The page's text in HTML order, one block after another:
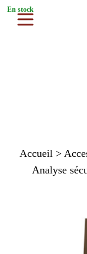
Accueil >
Analyse
En stock